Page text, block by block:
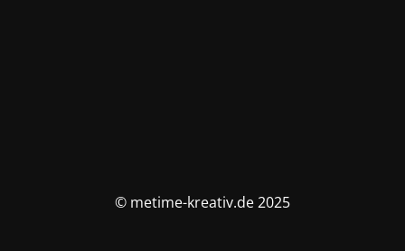
© metime-kreativ.de 2025